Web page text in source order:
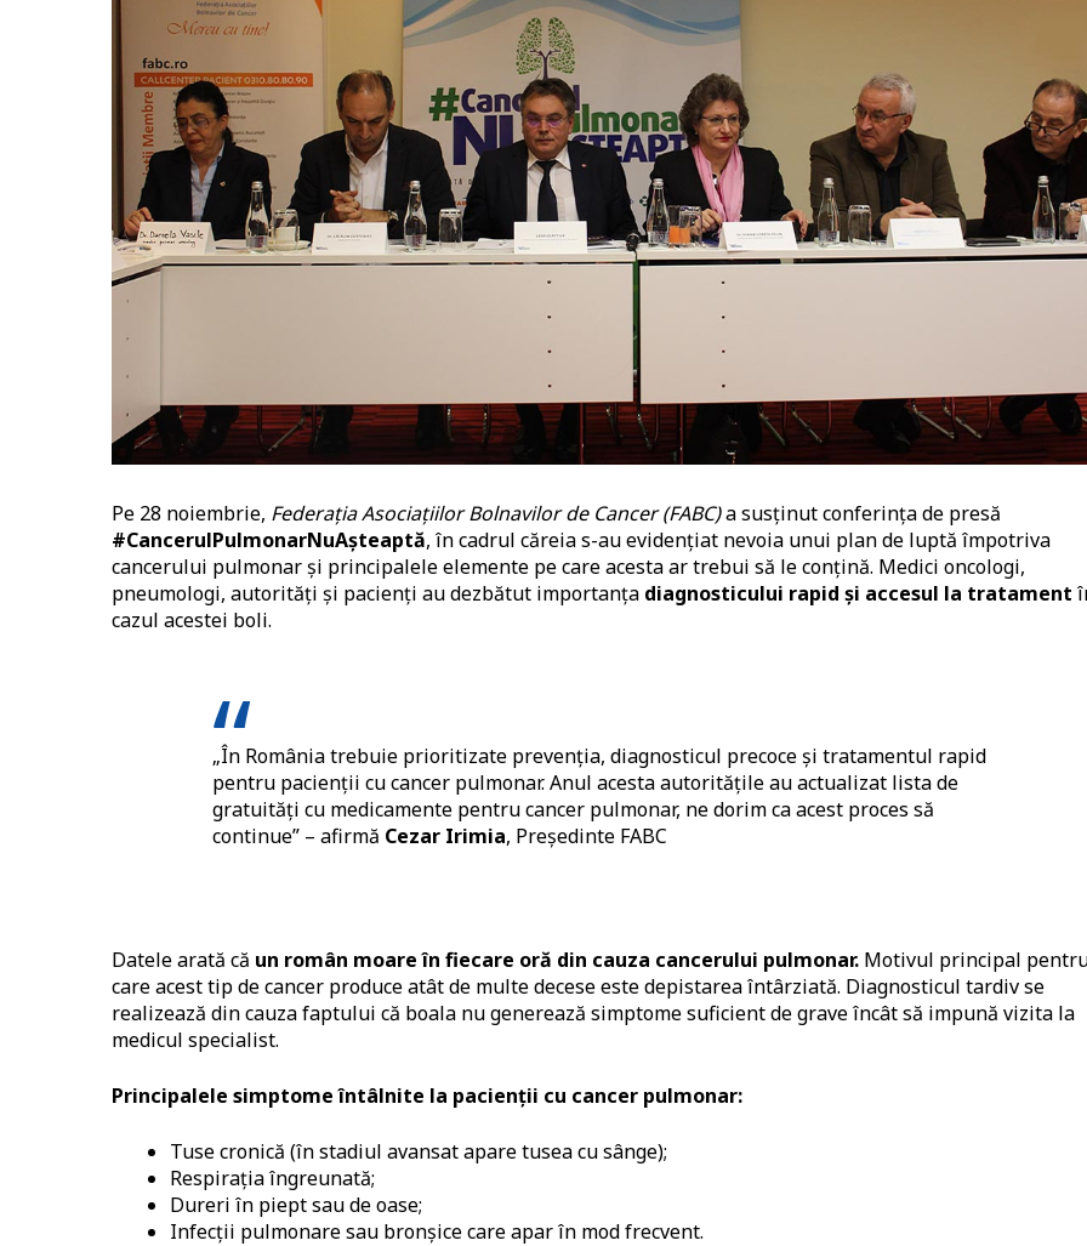
Pe 28 noiembrie, Federația Asociațiilor Bolnavilor de Cancer (FABC)a susținut conferința de presă
#CancerulPulmonarNuAșteaptă, în cadrul căreia s-au evidențiat nevoia unui plan de luptă împotriva
cancerului pulmonar și principalele elemente pe care acesta ar trebui să le conțină. Medici oncologi,
pneumologi, autorități și pacienți au dezbătut importanța diagnosticului rapid și accesul la tratament
cazul acestei boli.
„În România trebuie prioritizate prevenția, diagnosticul precoce și tratamentul rapid
pentru pacienții cu cancer pulmonar. Anul acesta autoritățile au actualizat lista de
gratuități cu medicamente pentru cancer pulmonar, ne dorim ca acest proces să
continue” – afirmă Cezar Irimia, Președinte FABC
Datele arată că un român moare în fiecare oră din cauza cancerului pulmonar. Motivul principal
care acest tip de cancer produce atât de multe decese este depistarea întârziată. Diagnosticul tardiv se
realizează din cauza faptului că boala nu generează simptome suficient de grave încât să impună vizita la
medicul specialist.
Principalele simptome întâlnite la pacienții cu cancer pulmonar:
Tuse cronică (în stadiul avansat apare tusea cu sânge);
Respirația îngreunată;
Dureri în piept sau de oase;
Infecții pulmonare sau bronșice care apar în mod frecvent.